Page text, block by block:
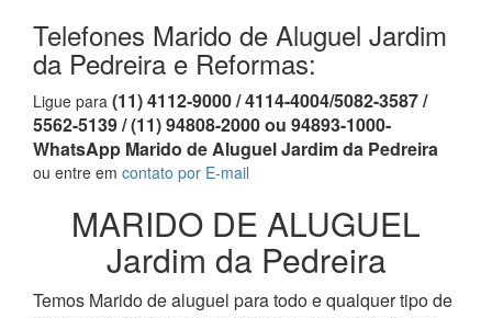
Telefones Marido de Aluguel Jardim
da Pedreira e Reformas:
Ligue para (11) 4112-9000 / 4114-4004/5082-3587 /
5562-5139 / (11) 94808-2000 ou 94893-1000-
WhatsApp Marido de Aluguel Jardim da Pedreira
ou entre em contato por E-mail
MARIDO DE ALUGUEL
Jardim da Pedreira
Temos Marido de aluguel para todo e qualquer tipo de